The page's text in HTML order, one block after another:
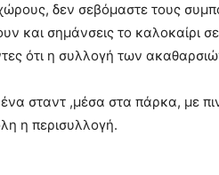
δεν σεβόμαστε τους
και σημάνσεις το καλοκαίρι
ότι η συλλογή των
σταντ ,μέσα στα πάρκα, με
η περισυλλογή.